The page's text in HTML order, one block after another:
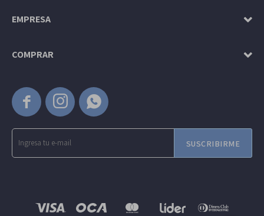
  
SUSCRIBIRME
EMPRESA
COMPRAR